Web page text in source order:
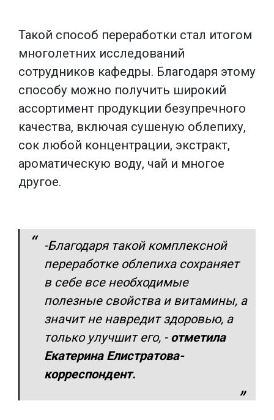
Такой способ переработки стал итогом
многолетних исследований
сотрудников кафедры. Благодаря этому
способу можно получить широкий
ассортимент продукции безупречного
качества, включая сушеную облепиху,
сок любой концентрации, экстракт,
ароматическую воду, чай и многое
другое.
-Благодаря такой комплексной
переработке облепиха сохраняет
в себе все необходимые
полезные свойства и витамины, а
значит не навредит здоровью, а
только улучшит его, - отметила
Екатерина Елистратова-
корреспондент.